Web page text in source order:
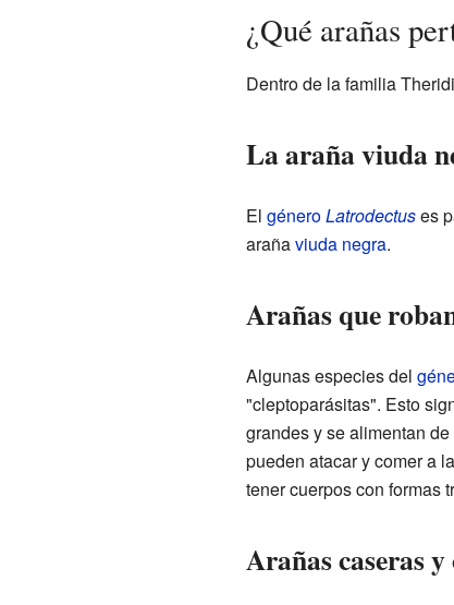
¿Qué arañas
Dentro de la familia
La araña viuda
El géneroLatrodectuses
arañaviuda negra.
Arañas que
Algunas especies del
"cleptoparásitas". Esto
grandes y se alimentan
pueden atacar y comer a
tener cuerpos con formas
Arañas caseras y